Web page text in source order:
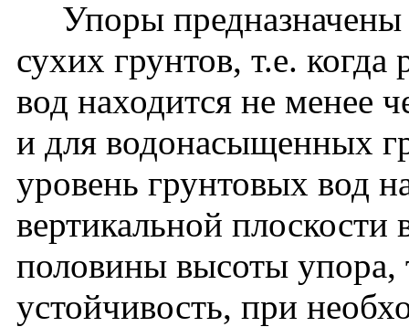
Упоры предназначены
сухих грунтов, т.е.
вод находится не менее
и для водонасыщенных
уровень грунтовых вод
вертикальной
половины высоты упора,
устойчивость, при